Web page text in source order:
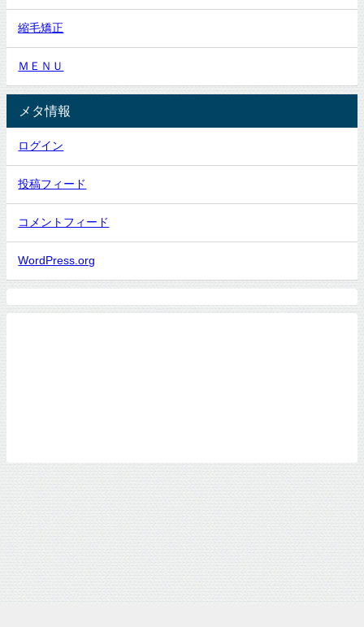
縮毛矯正
ＭＥＮＵ
メタ情報
ログイン
投稿フィード
コメントフィード
WordPress.org